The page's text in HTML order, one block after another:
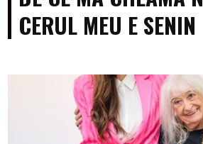
CERUL MEU E SENIN